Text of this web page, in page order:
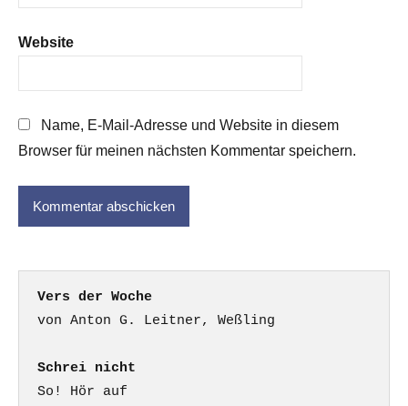
Website
Name, E-Mail-Adresse und Website in diesem
Browser für meinen nächsten Kommentar speichern.
Vers der Woche
Schrei nicht
So! Hör auf